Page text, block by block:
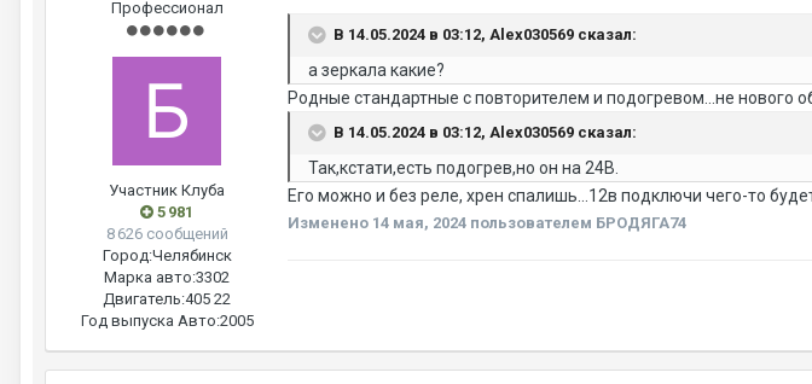
Профессионал
Участник Клуба
5 981
8 626 сообщений
Город:Челябинск
Марка авто:3302
Двигатель:405 22
Год выпуска Авто:2005
В 14.05.2024 в 03:12, Alex030569 сказал:
а зеркала какие?
Родные стандартные с повторителем и подогревом...не нового
В 14.05.2024 в 03:12, Alex030569 сказал:
Так,кстати,есть подогрев,но он на 24В.
Его можно и без реле, хрен спалишь...12в подключи чего-то
Изменено 14 мая, 2024 пользователем БРОДЯГА74